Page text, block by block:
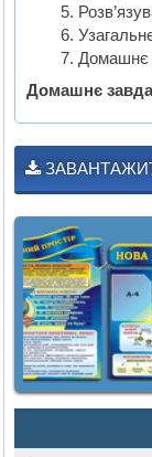
Домашнє
Домашнє